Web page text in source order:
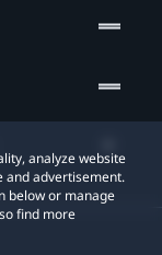
analyze website
and advertisement.
below or manage
find more